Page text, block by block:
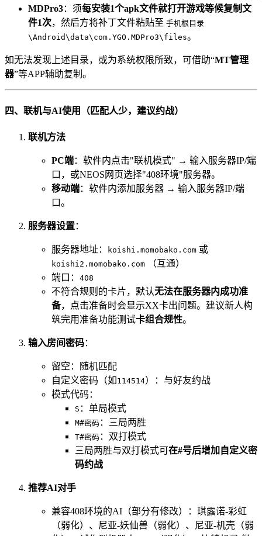
MDPro3：须每安装1个apk文件就打开游戏等候复制文
件1次，然后方将补丁文件粘贴至 手机根目录
\Android\data\com.YGO.MDPro3\files。
如无法发现上述目录，或为系统权限所致，可借助“MT管理
器”等APP辅助复制。
四、联机与AI使用（匹配人少，建议约战）
联机方法
PC端：软件内点击"联机模式" → 输入服务器IP/端
口，或NEOS网页选择"408环境"服务器。
移动端：软件内添加服务器 → 输入服务器IP/端
口。
服务器设置：
服务器地址： koishi.momobako.com 或
koishi2.momobako.com （互通）
端口： 408
不符合规则的卡片，默认无法在服务器内成功准
备，点击准备时会显示XX卡出问题。建议新人构
筑完用准备功能测试卡组合规性。
输入房间密码：
留空：随机匹配
自定义密码（如 114514）：与好友约战
模式代码：
S ：单局模式
M#密码 ：三局两胜
T#密码 ：双打模式
三局两胜与双打模式可在#号后增加自定义密
码约战
推荐AI对手
兼容408环境的AI（部分有修改）：琪露诺-彩虹
（弱化）、尼亚-妖仙兽（弱化）、尼亚-机壳（弱